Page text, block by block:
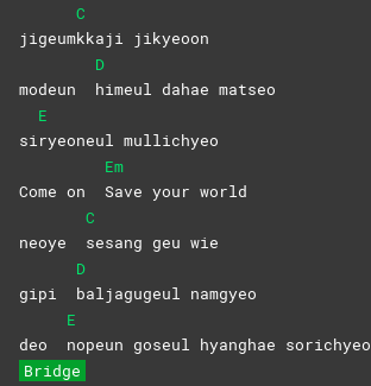
jigeum
C
kkaji
jikyeoon
modeun
D
himeul dahae matseo
si
E
ryeoneul mullichyeo
Come on
Em
Save your world
neoye
C
sesang geu wie
gipi
D
baljagugeul namgyeo
deo
E
nopeun goseul hyanghae sorichyeo
Bridge